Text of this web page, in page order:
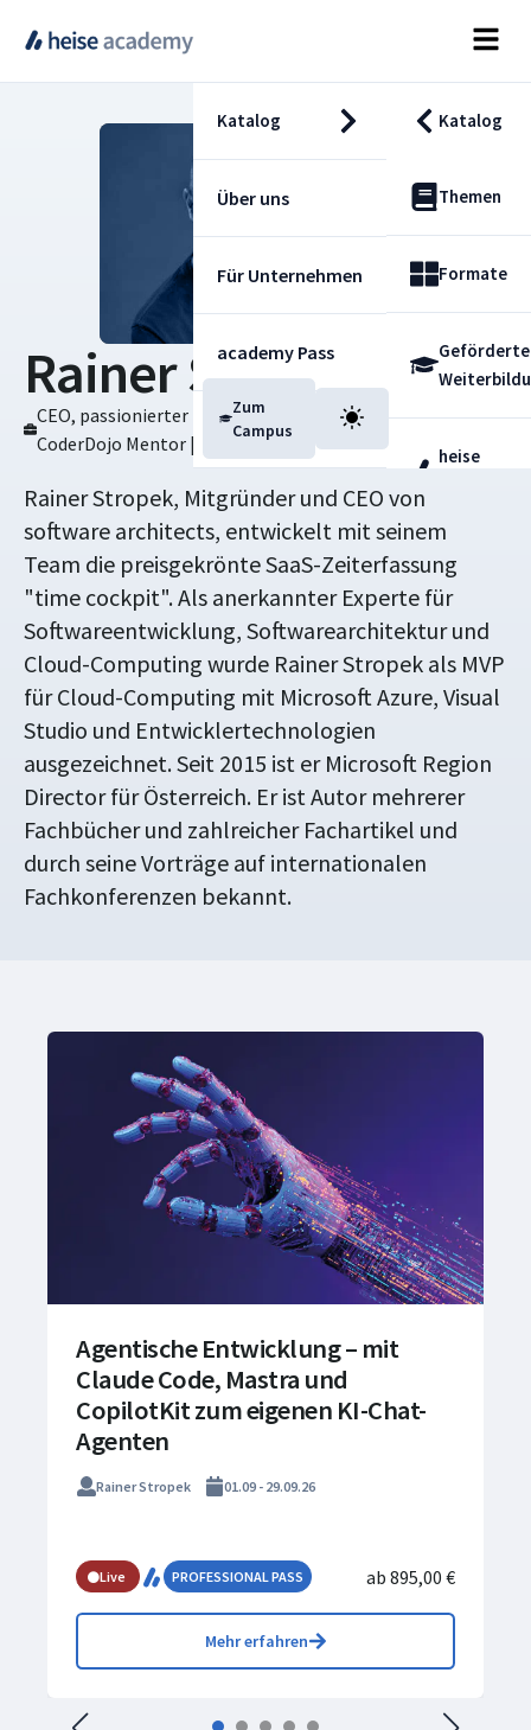
Katalog Katalog
Themen
Formate
Geförderte
heise
Über uns
Für Unternehmen
academy Pass
Blog
Zum
Campus
Rainer Stropek
CEO, passionierter Entwickler, Trainer, Speaker,
CoderDojo Mentor | software architetcs
Rainer Stropek, Mitgründer und CEO von
software architects, entwickelt mit seinem
Team die preisgekrönte SaaS-Zeiterfassung
"time cockpit". Als anerkannter Experte für
Softwareentwicklung, Softwarearchitektur und
Cloud-Computing wurde Rainer Stropek als MVP
für Cloud-Computing mit Microsoft Azure, Visual
Studio und Entwicklertechnologien
ausgezeichnet. Seit 2015 ist er Microsoft Region
Director für Österreich. Er ist Autor mehrerer
Fachbücher und zahlreicher Fachartikel und
durch seine Vorträge auf internationalen
Fachkonferenzen bekannt.
Agentische Entwicklung – mit
Claude Code, Mastra und
CopilotKit zum eigenen KI-Chat-
Agenten
Rainer Stropek 01.09 - 29.09.26
Live PROFESSIONAL PASS ab 895,00 €
Mehr erfahren